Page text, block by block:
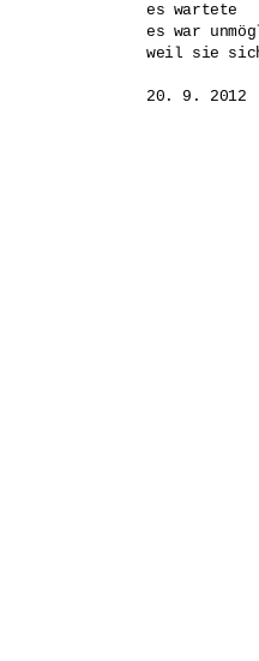
es wartete
es war
weil sie
20. 9. 2012